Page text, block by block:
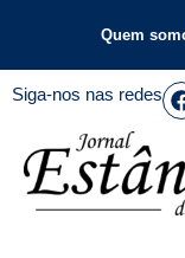
Quem
Siga-nos nas redes